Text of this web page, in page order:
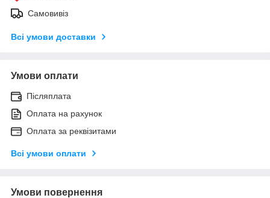
Самовивіз
Всі умови доставки
Умови оплати
Післяплата
Оплата на рахунок
Оплата за реквізитами
Всі умови оплати
Умови повернення